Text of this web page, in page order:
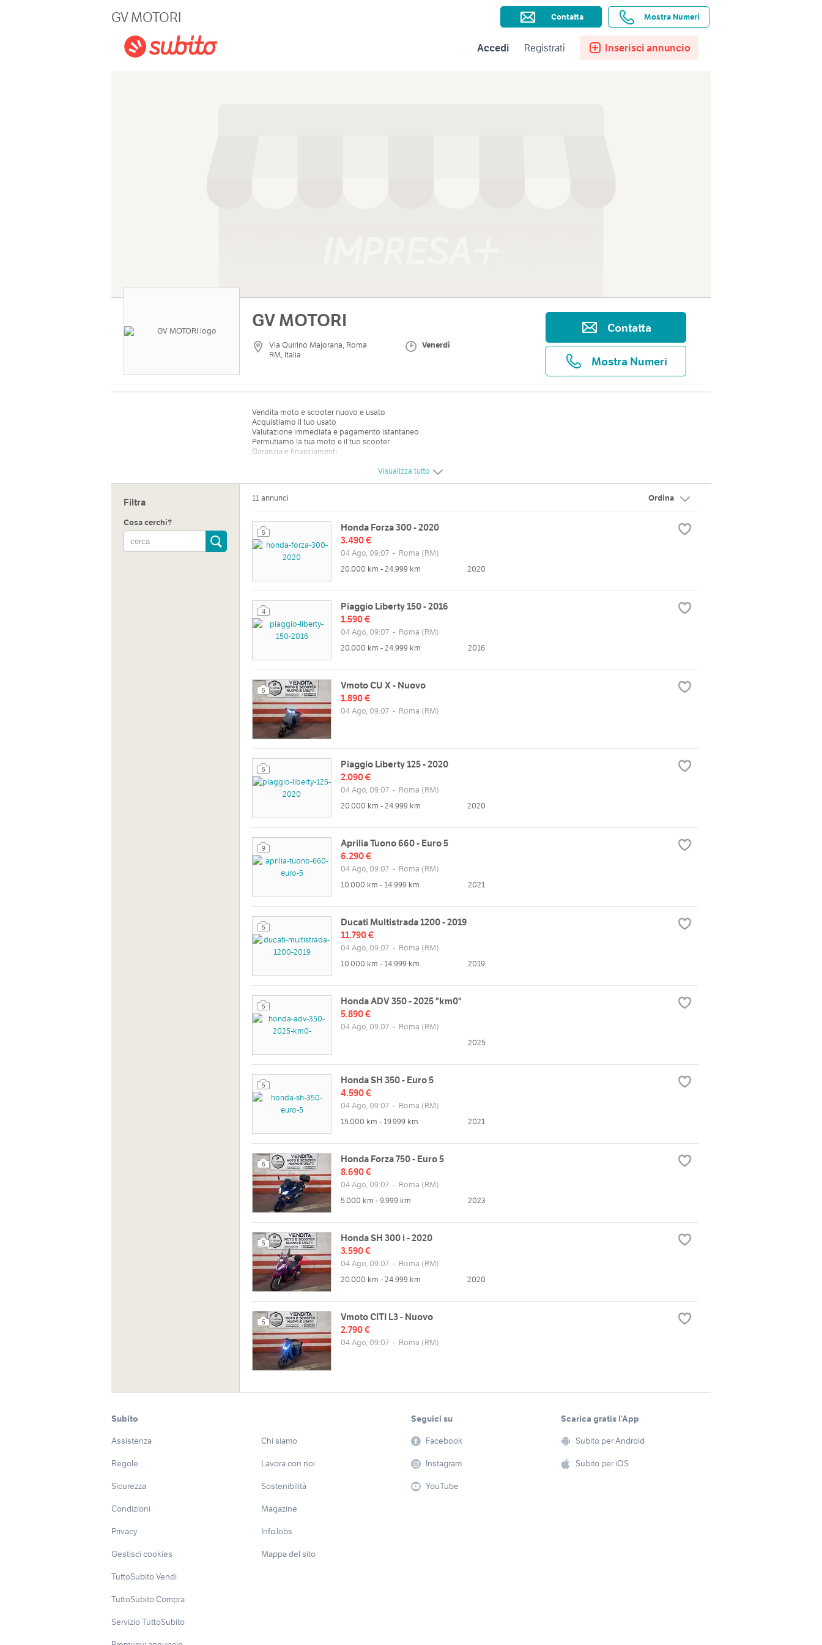
Subito per le Aziende Assistenza Ricerche salvate Preferiti
Accedi Registrati Inserisci annuncio
GV MOTORI Contatta Mostra Numeri
GV MOTORI
Via Quirino Majorana, Roma
RM, Italia
Venerdì
Contatta
Mostra Numeri
Vendita moto e scooter nuovo e usato
Acquistiamo il tuo usato
Valutazione immediata e pagamento istantaneo
Permutiamo la tua moto e il tuo scooter
Garanzia e finanziamenti
Mappa
http://www.gvmotori.com
Lun
Mar
Gio
Ven
Sab
Dom
Visualizza tutto
Filtra
Cosa cerchi?
11 annunci Ordina
5
Honda Forza 300 - 2020
3.490 €
04 Ago, 09:07 - Roma (RM)
20.000 km - 24.999 km
2020
4
Piaggio Liberty 150 - 2016
1.590 €
04 Ago, 09:07 - Roma (RM)
20.000 km - 24.999 km
2016
5
Vmoto CU X - Nuovo
1.890 €
04 Ago, 09:07 - Roma (RM)
5
Piaggio Liberty 125 - 2020
2.090 €
04 Ago, 09:07 - Roma (RM)
20.000 km - 24.999 km
2020
9
Aprilia Tuono 660 - Euro 5
6.290 €
04 Ago, 09:07 - Roma (RM)
10.000 km - 14.999 km
2021
5
Ducati Multistrada 1200 - 2019
11.790 €
04 Ago, 09:07 - Roma (RM)
10.000 km - 14.999 km
2019
5
Honda ADV 350 - 2025 "km0"
5.890 €
04 Ago, 09:07 - Roma (RM)
2025
5
Honda SH 350 - Euro 5
4.590 €
04 Ago, 09:07 - Roma (RM)
15.000 km - 19.999 km
2021
6
Honda Forza 750 - Euro 5
8.690 €
04 Ago, 09:07 - Roma (RM)
5.000 km - 9.999 km
2023
5
Honda SH 300 i - 2020
3.590 €
04 Ago, 09:07 - Roma (RM)
20.000 km - 24.999 km
2020
5
Vmoto CITI L3 - Nuovo
2.790 €
04 Ago, 09:07 - Roma (RM)
Subito
Assistenza
Regole
Sicurezza
Condizioni
Privacy
Gestisci cookies
TuttoSubito Vendi
TuttoSubito Compra
Servizio TuttoSubito
Chi siamo
Lavora con noi
Sostenibilità
Magazine
InfoJobs
Mappa del sito
Seguici su
Facebook
Instagram
YouTube
Scarica gratis l’App
Subito per Android
Subito per iOS